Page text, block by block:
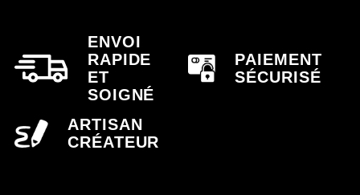
ENVOI
RAPIDE
ET
SOIGNÉ
PAIEMENT
SÉCURISÉ
ARTISAN
CRÉATEUR